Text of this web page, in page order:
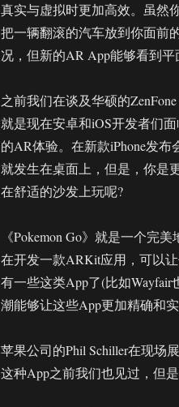
真实与虚拟时更加高效。虽然
把一辆翻滚的汽车放到你面前
况，但新的AR App能够看到平
之前我们在谈及华硕的
就是现在安卓和iOS开发者们
的AR体验。在新款iPhone发
就发生在桌面上，但是，你是
在舒适的沙发上玩呢?
《Pokemon Go》就是一个完
在开发一款ARKit应用，可以
有一些这类App了(比如
潮能够让这些App更加精确和实
苹果公司的Phil Schiller在现场
这种App之前我们也见过，但